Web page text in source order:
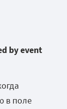
by event
в поле